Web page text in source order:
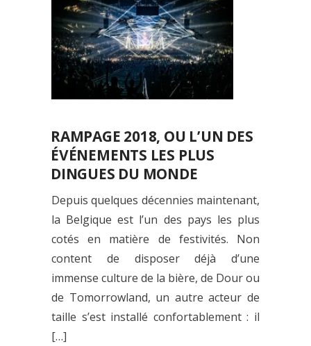
RAMPAGE 2018, OU L’UN DES
ÉVÉNEMENTS LES PLUS
DINGUES DU MONDE
Depuis quelques décennies maintenant,
la Belgique est l’un des pays les plus
cotés en matière de festivités. Non
content de disposer déjà d’une
immense culture de la bière, de Dour ou
de Tomorrowland, un autre acteur de
taille s’est installé confortablement : il
[…]